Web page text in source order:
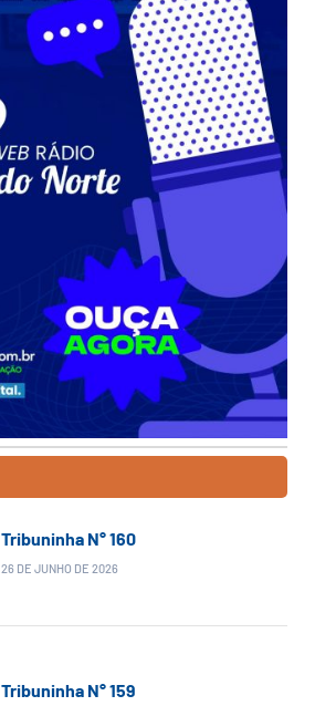
Tribuninha N° 160
26 DE JUNHO DE 2026
Tribuninha N° 159